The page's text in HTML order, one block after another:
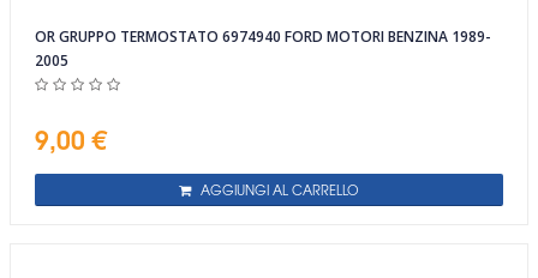
OR GRUPPO TERMOSTATO 6974940 FORD MOTORI BENZINA 1989-
2005
9,00 €
AGGIUNGI AL CARRELLO